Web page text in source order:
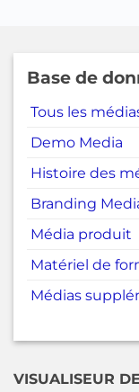
Base de
Tous les
Demo Media
Histoire des
Branding
Média produit
Matériel de
Médias
VISUALISEUR